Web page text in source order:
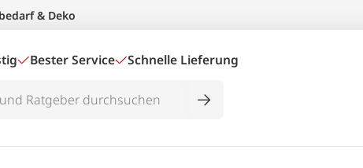
& Deko
Bester Service Schnelle Lieferung